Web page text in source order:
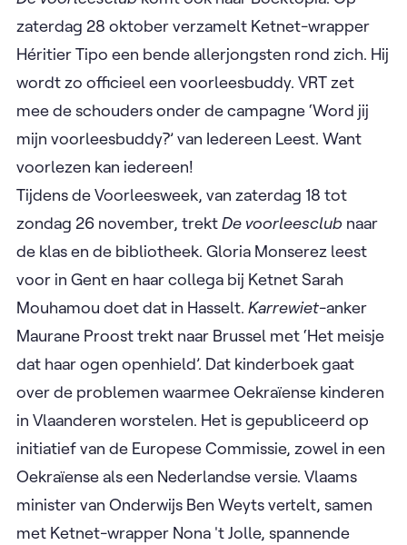
zaterdag 28 oktober verzamelt Ketnet-wrapper
Héritier Tipo een bende allerjongsten rond zich. Hij
wordt zo officieel een voorleesbuddy. VRT zet
mee de schouders onder de campagne ‘Word jij
mijn voorleesbuddy?’ van Iedereen Leest. Want
voorlezen kan iedereen!
Tijdens de Voorleesweek, van zaterdag 18 tot
zondag 26 november, trektDe voorleesclub naar
de klas en de bibliotheek. Gloria Monserez leest
voor in Gent en haar collega bij Ketnet Sarah
Mouhamou doet dat in Hasselt. Karrewiet-anker
Maurane Proost trekt naar Brussel met ‘Het meisje
dat haar ogen openhield’. Dat kinderboek gaat
over de problemen waarmee Oekraïense kinderen
in Vlaanderen worstelen. Het is gepubliceerd op
initiatief van de Europese Commissie, zowel in een
Oekraïense als een Nederlandse versie. Vlaams
minister van Onderwijs Ben Weyts vertelt, samen
met Ketnet-wrapper Nona 't Jolle, spannende